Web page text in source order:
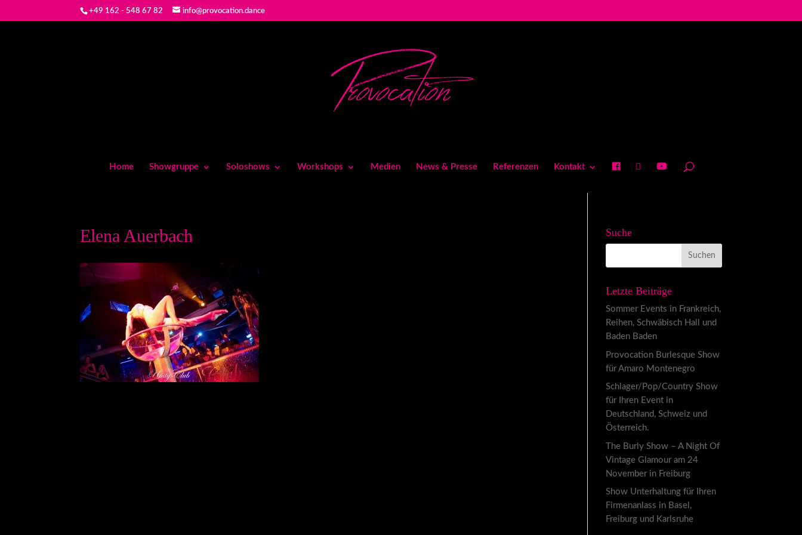
+49 162 - 548 67 82 info@provocation.dance
Home Showgruppe Soloshows Workshops Medien News & Presse Referenzen Kontakt
Elena Auerbach Suche
Letzte Beiträge
Sommer Events in Frankreich,
Reihen, Schwäbisch Hall und
Baden Baden
Provocation Burlesque Show
für Amaro Montenegro
Schlager/Pop/Country Show
für Ihren Event in
Deutschland, Schweiz und
Österreich.
The Burly Show – A Night Of
Vintage Glamour am 24
November in Freiburg
Show Unterhaltung für Ihren
Firmenanlass in Basel,
Freiburg und Karlsruhe